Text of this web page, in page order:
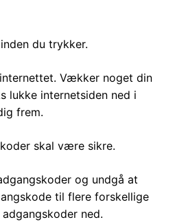
du trykker.
Vækker noget din
lukke internetsiden ned i
frem.
skal være sikre.
og undgå at
til flere forskellige
ned.